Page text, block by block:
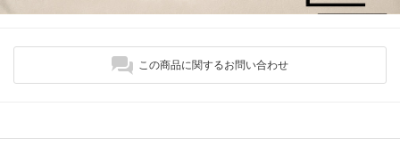
この商品に関するお問い合わせ